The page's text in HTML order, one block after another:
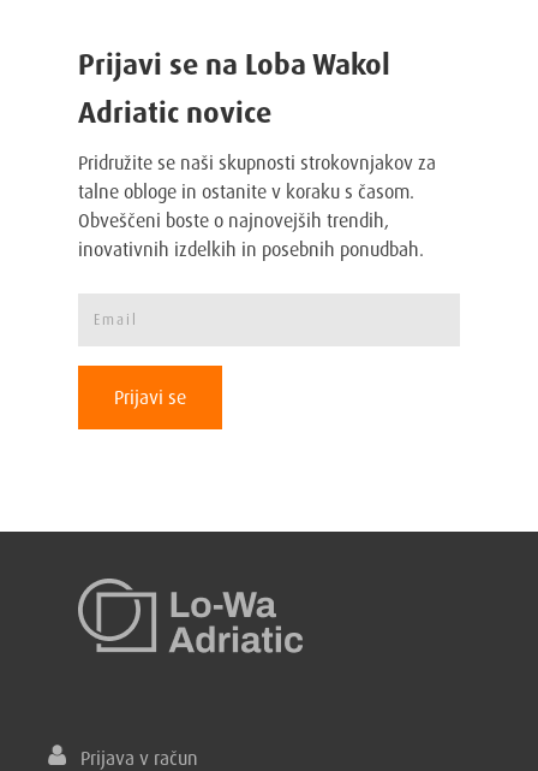
Prijavi se na Loba Wakol
Adriatic novice
Pridružite se naši skupnosti strokovnjakov za
talne obloge in ostanite v koraku s časom.
Obveščeni boste o najnovejših trendih,
inovativnih izdelkih in posebnih ponudbah.
Prijavi se
Prijava v račun